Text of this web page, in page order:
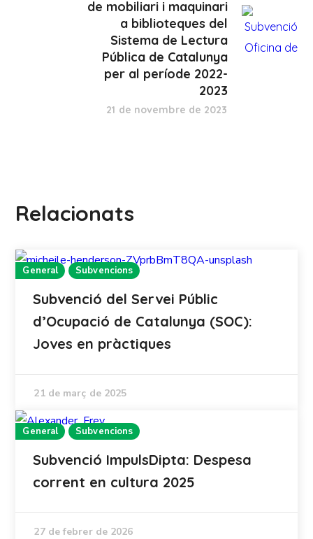
de mobiliari i maquinari
a biblioteques del
Sistema de Lectura
Pública de Catalunya
per al període 2022-
2023
21 de novembre de 2023
Relacionats
General Subvencions
Subvenció del Servei Públic
d’Ocupació de Catalunya (SOC):
Joves en pràctiques
21 de març de 2025
General Subvencions
Subvenció ImpulsDipta: Despesa
corrent en cultura 2025
27 de febrer de 2026